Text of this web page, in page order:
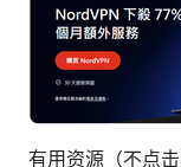
有用资源（不点